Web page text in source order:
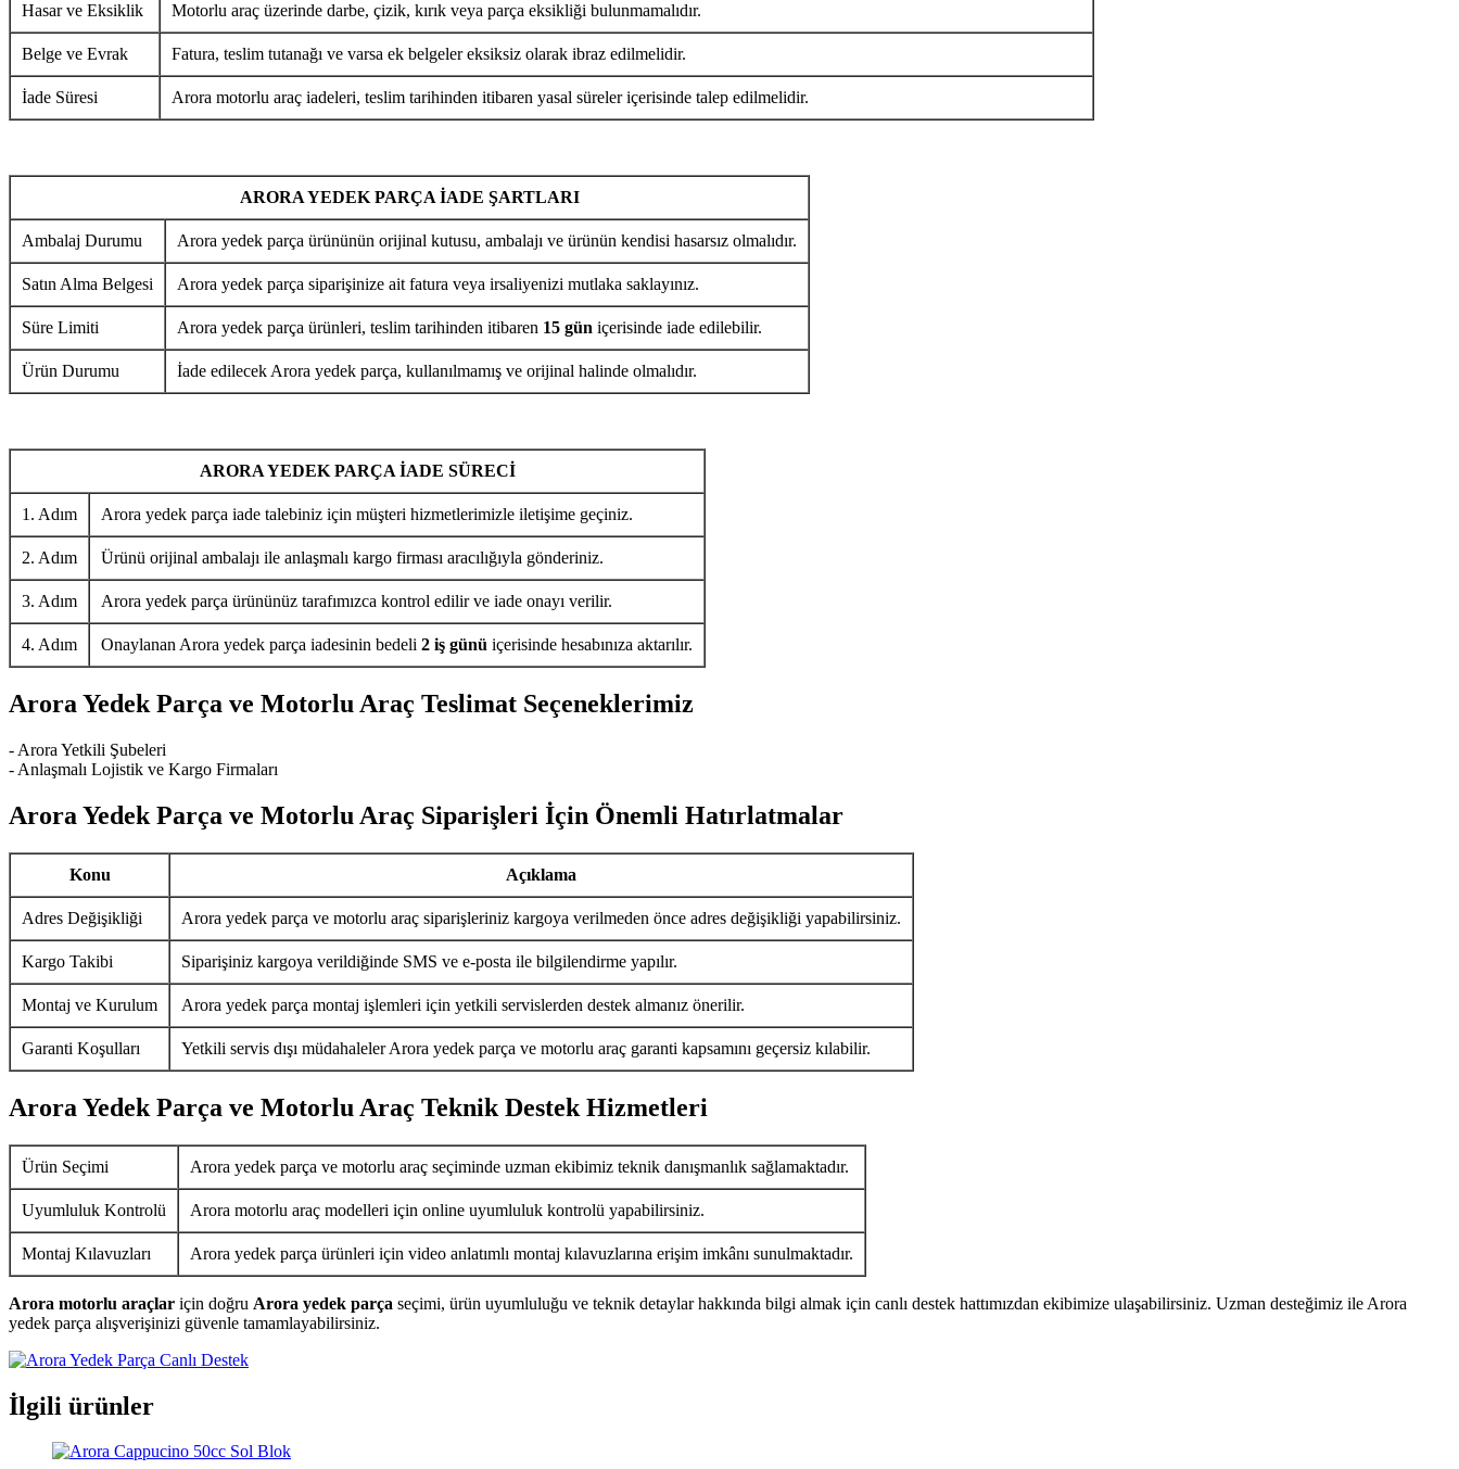
Hasar ve Eksiklik Motorlu araç üzerinde darbe, çizik, kırık veya parça eksikliği bulunmamalıdır.
Belge ve Evrak Fatura, teslim tutanağı ve varsa ek belgeler eksiksiz olarak ibraz edilmelidir.
İade Süresi Arora motorlu araç iadeleri, teslim tarihinden itibaren yasal süreler içerisinde talep edilmelidir.
ARORA YEDEK PARÇA İADE ŞARTLARI
Ambalaj Durumu Arora yedek parça ürününün orijinal kutusu, ambalajı ve ürünün kendisi hasarsız olmalıdır.
Satın Alma Belgesi Arora yedek parça siparişinize ait fatura veya irsaliyenizi mutlaka saklayınız.
Süre Limiti Arora yedek parça ürünleri, teslim tarihinden itibaren 15 gün içerisinde iade edilebilir.
Ürün Durumu İade edilecek Arora yedek parça, kullanılmamış ve orijinal halinde olmalıdır.
ARORA YEDEK PARÇA İADE SÜRECİ
1. Adım Arora yedek parça iade talebiniz için müşteri hizmetlerimizle iletişime geçiniz.
2. Adım Ürünü orijinal ambalajı ile anlaşmalı kargo firması aracılığıyla gönderiniz.
3. Adım Arora yedek parça ürününüz tarafımızca kontrol edilir ve iade onayı verilir.
4. Adım Onaylanan Arora yedek parça iadesinin bedeli 2 iş günü içerisinde hesabınıza aktarılır.
Arora Yedek Parça ve Motorlu Araç Teslimat Seçeneklerimiz
- Arora Yetkili Şubeleri
- Anlaşmalı Lojistik ve Kargo Firmaları
Arora Yedek Parça ve Motorlu Araç Siparişleri İçin Önemli Hatırlatmalar
Konu Açıklama
Adres Değişikliği Arora yedek parça ve motorlu araç siparişleriniz kargoya verilmeden önce adres değişikliği yapabilirsiniz.
Kargo Takibi Siparişiniz kargoya verildiğinde SMS ve e-posta ile bilgilendirme yapılır.
Montaj ve Kurulum Arora yedek parça montaj işlemleri için yetkili servislerden destek almanız önerilir.
Garanti Koşulları Yetkili servis dışı müdahaleler Arora yedek parça ve motorlu araç garanti kapsamını geçersiz kılabilir.
Arora Yedek Parça ve Motorlu Araç Teknik Destek Hizmetleri
Ürün Seçimi Arora yedek parça ve motorlu araç seçiminde uzman ekibimiz teknik danışmanlık sağlamaktadır.
Uyumluluk Kontrolü Arora motorlu araç modelleri için online uyumluluk kontrolü yapabilirsiniz.
Montaj Kılavuzları Arora yedek parça ürünleri için video anlatımlı montaj kılavuzlarına erişim imkânı sunulmaktadır.
Arora motorlu araçlar için doğru Arora yedek parça seçimi, ürün uyumluluğu ve teknik detaylar hakkında bilgi almak için canlı destek hattımızdan ekibimize ulaşabilirsiniz. Uzman desteğimiz ile Arora
yedek parça alışverişinizi güvenle tamamlayabilirsiniz.
İlgili ürünler